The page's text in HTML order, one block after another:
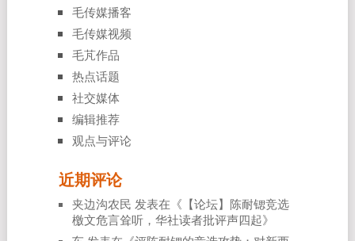
毛传媒播客
毛传媒视频
毛芃作品
热点话题
社交媒体
编辑推荐
观点与评论
近期评论
夹边沟农民 发表在《 【论坛】陈耐锶竞选
檄文危言耸听，华社读者批评声四起》